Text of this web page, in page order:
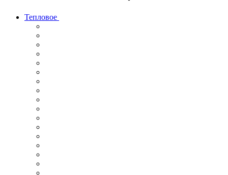
Тепловое